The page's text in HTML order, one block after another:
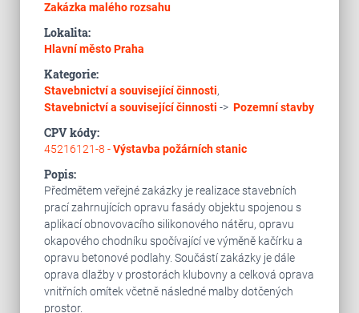
Zakázka malého rozsahu
Lokalita:
Hlavní město Praha
Kategorie:
Stavebnictví a související činnosti,
Stavebnictví a související činnosti -> Pozemní stavby
CPV kódy:
45216121-8 -Výstavba požárních stanic
Popis:
Předmětem veřejné zakázky je realizace stavebních
prací zahrnujících opravu fasády objektu spojenou s
aplikací obnovovacího silikonového nátěru, opravu
okapového chodníku spočívající ve výměně kačírku a
opravu betonové podlahy. Součástí zakázky je dále
oprava dlažby v prostorách klubovny a celková oprava
vnitřních omítek včetně následné malby dotčených
prostor.